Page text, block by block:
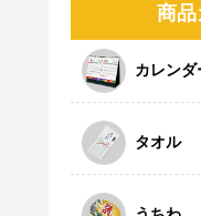
商品
カレンダ
タオル